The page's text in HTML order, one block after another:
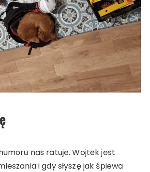
nas ratuje. Wojtek jest
i gdy słyszę jak śpiewa